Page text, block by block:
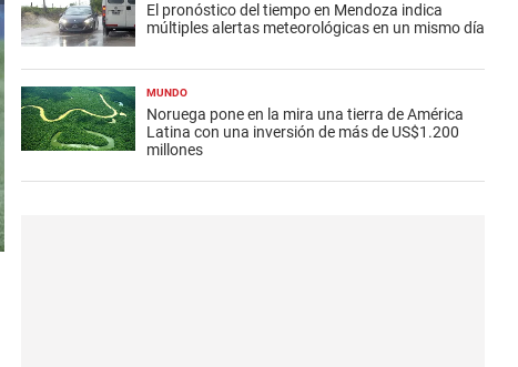
El pronóstico del tiempo en Mendoza indica
múltiples alertas meteorológicas en un mismo día
MUNDO
Noruega pone en la mira una tierra de América
Latina con una inversión de más de US$1.200
millones